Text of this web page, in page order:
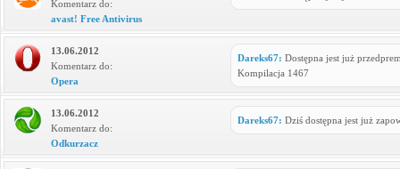
Komentarz do:
avast! Free Antivirus
Dareks67: Dostępna jest już
Kompilacja 1467
13.06.2012
Komentarz do:
Opera
Dareks67: Dziś dostępna jest już
13.06.2012
Komentarz do:
Odkurzacz